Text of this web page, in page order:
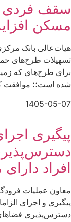
سقف فردی
مسکن
هیات‌عالی بانک
برای طرح‌های که
شده است؛؛ موافقت
1405-05-07
پیگیری
افراد
معاون عملیات
پیگیری و اجرای
دسترس‌پذیری فضاهای